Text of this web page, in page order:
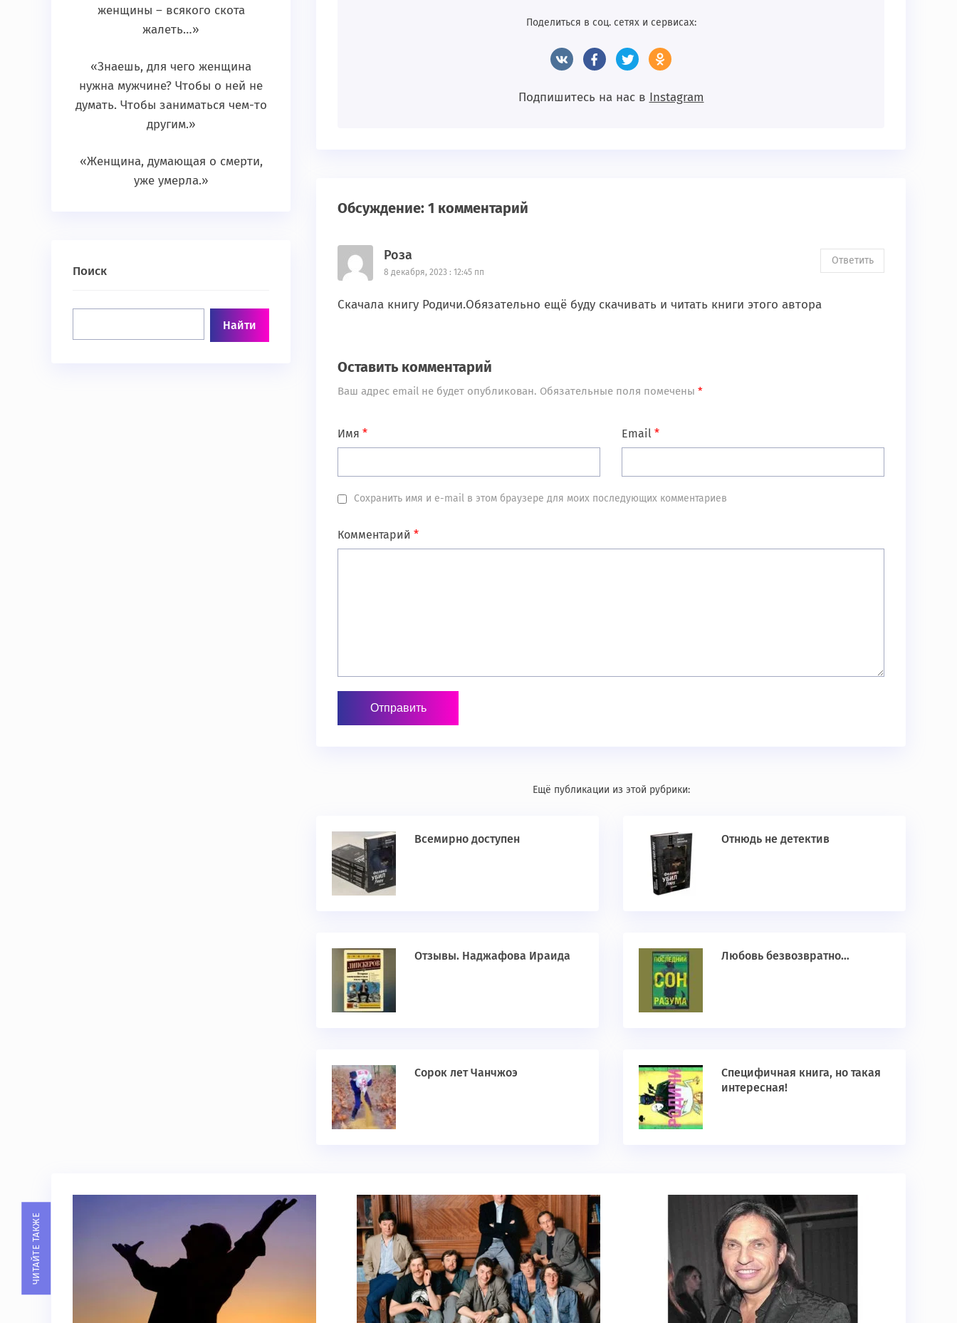
Поделиться в соц. сетях и сервисах:
Подпишитесь на нас в Instagram
Обсуждение: 1 комментарий
Роза
8 декабря, 2023 : 12:45 пп
Скачала книгу Родичи.Обязательно ещё буду скачивать и читать книги этого автора
Ответить
Оставить комментарий
Ваш адрес email не будет опубликован. Обязательные поля помечены *
Имя * Email*
Сохранить имя и e-mail в этом браузере для моих последующих комментариев
Комментарий *
Ещё публикации из этой рубрики:
Всемирно доступен Отнюдь не детектив
Отзывы. Наджафова Ираида Любовь безвозвратно…
Сорок лет Чанчжоэ
Специфичная книга, но такая
интересная!
женщины – всякого скота
жалеть…»
«Знаешь, для чего женщина
нужна мужчине? Чтобы о ней не
думать. Чтобы заниматься чем-то
другим.»
«Женщина, думающая о смерти,
уже умерла.»
Поиск
ЧИТАЙТЕ ТАКЖЕ